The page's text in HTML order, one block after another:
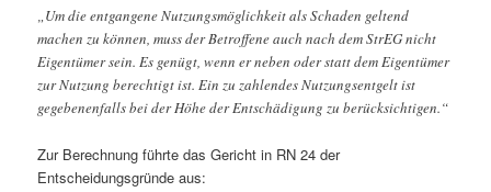
„Um die entgangene Nutzungsmöglichkeit als Schaden geltend
machen zu können, muss der Betroffene auch nach dem StrEG nicht
Eigentümer sein. Es genügt, wenn er neben oder statt dem Eigentümer
zur Nutzung berechtigt ist. Ein zu zahlendes Nutzungsentgelt ist
gegebenenfalls bei der Höhe der Entschädigung zu berücksichtigen.“
Zur Berechnung führte das Gericht in RN 24 der
Entscheidungsgründe aus: